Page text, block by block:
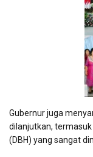
Gubernur juga
dilanjutkan, termasuk
(DBH) yang sangat